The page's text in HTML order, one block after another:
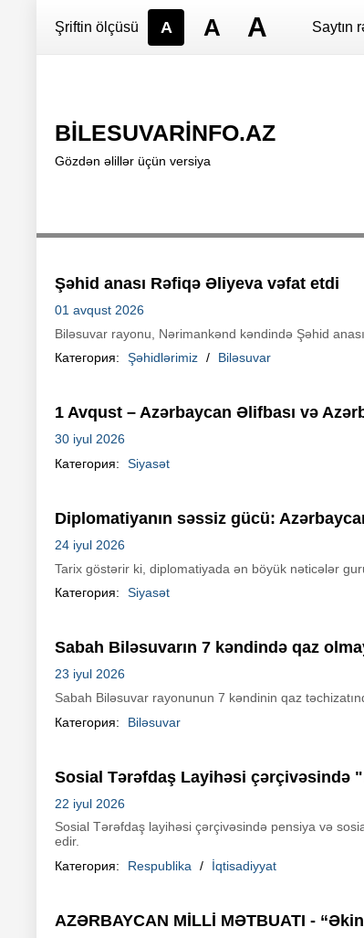
A A A
BİLESUVARİNFO.AZ
Gözdən əlillər üçün versiya
Şəhid anası Rəfiqə Əliyeva vəfat etdi
01 avqust 2026
Biləsuvar rayonu, Nərimankənd kəndində Şəhid
Категория:
Şəhidlərimiz / Biləsuvar
1 Avqust – Azərbaycan Əlifbası və
30 iyul 2026
Категория:
Siyasət
Diplomatiyanın səssiz gücü:
24 iyul 2026
Tarix göstərir ki, diplomatiyada ən böyük nəticələr
Категория:
Siyasət
Sabah Biləsuvarın 7 kəndində qaz
23 iyul 2026
Sabah Biləsuvar rayonunun 7 kəndinin qaz
Категория:
Biləsuvar
Sosial Tərəfdaş Layihəsi çərçivəsində
22 iyul 2026
Sosial Tərəfdaş layihəsi çərçivəsində pensiya və
edir.
Категория:
Respublika / İqtisadiyyat
AZƏRBAYCAN MİLLİ MƏTBUATI -